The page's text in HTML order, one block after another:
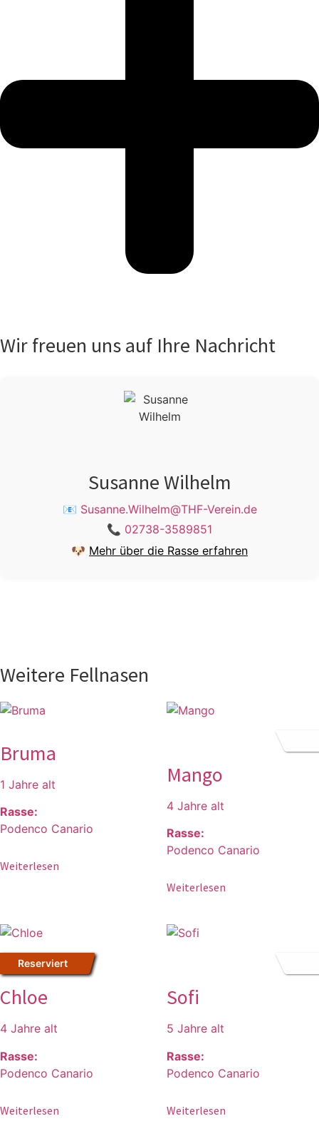
Wir freuen uns auf Ihre Nachricht
Susanne Wilhelm
📧 Susanne.Wilhelm@THF-Verein.de
📞 02738-3589851
🐶 Mehr über die Rasse erfahren
Weitere Fellnasen
Bruma
1 Jahre alt
Rasse:
Podenco Canario
Weiterlesen
Mango
4 Jahre alt
Rasse:
Podenco Canario
Weiterlesen
Reserviert
Chloe
4 Jahre alt
Rasse:
Podenco Canario
Weiterlesen
Sofi
5 Jahre alt
Rasse:
Podenco Canario
Weiterlesen